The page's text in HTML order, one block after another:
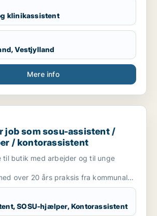
Vejle or Kolding area. Open to
date.
klinikassistent
Vestjylland
Mere info
som sosu-assistent / sosu-hjælper /
job som sosu-assistent /
/ kontorassistent
til butik med arbejder og til unge
over 20 års praksis fra kommunal
for social-
SOSU-hjælper, Kontorassistent